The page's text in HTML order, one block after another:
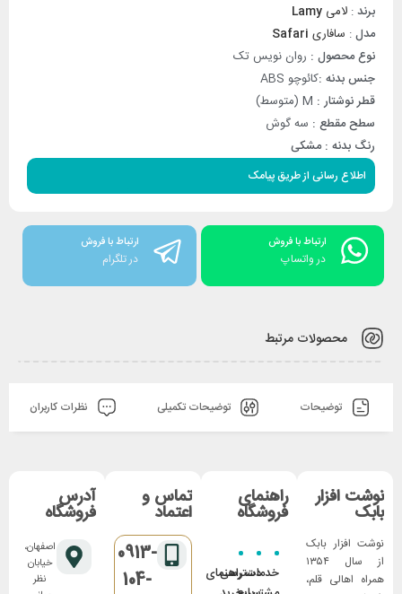
برند: لامی Lamy
مدل: سافاری Safari
نوع محصول : روان نویس تک
جنس بدنه :کائوچو ABS
قطر نوشتار :
سطح مقطع : سه گوش
رنگ بدنه : مشکی
اطلاع رسانی از طریق پیامک
ارتباط با فروش
در واتساپ
ارتباط با فروش
در تلگرام
محصولات مرتبط
توضیحات توضیحات تکمیلی نظرات کاربران
نوشت افزار
بابک
نوشت افزار بابک
از سال ۱۳۵۴
همراه اهالی قلم،
راهنمای
فروشگاه
خدماتدسترسی
راهنمای
تماس و
اعتماد
0913-
104-
آدرس
فروشگاه
اصفهان،
خیابان
نظر